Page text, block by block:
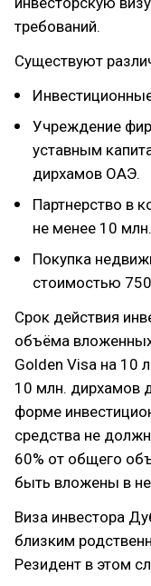
требований.
Существуют
Учреждение
уставным
дирхамов ОАЭ.
Партнерство в
не менее 10
Покупка
стоимостью
Срок действия
объёма
Golden Visa на 10
10 млн. дирхамов
форме
средства не
60% от общего
быть вложены в
Виза инвестора
близким
Резидент в этом